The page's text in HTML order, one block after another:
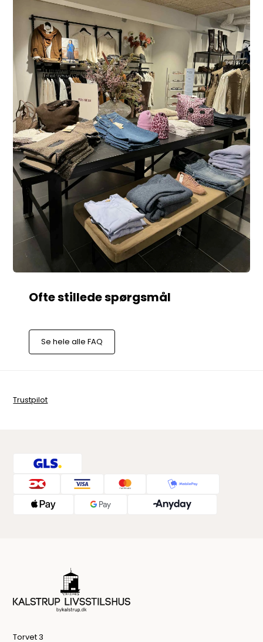
Se hele alle FAQ
Trustpilot
Torvet 3